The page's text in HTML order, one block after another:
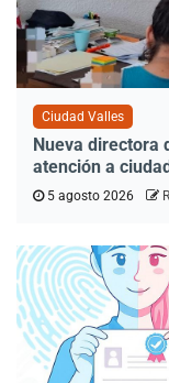
Ciudad Valles
Nueva directora
atención a
5 agosto 2026